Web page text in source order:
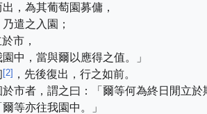
，為其葡萄園募傭，
遣之入園；
市，
中，當與爾以應得之值。」
[2] ，先後復出，行之如前。
市者，謂之曰：「爾等何為終日閒立於
等亦往我園中。」